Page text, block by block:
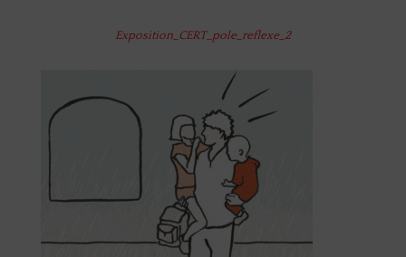
Exposition_CERT_pole_reflexe_2